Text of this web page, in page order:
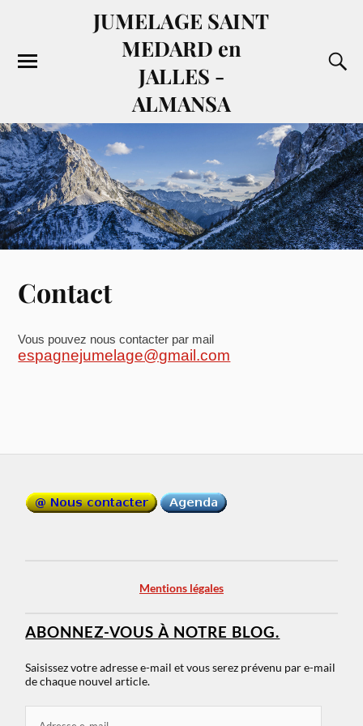
JUMELAGE SAINT
MEDARD en
JALLES -
ALMANSA
Contact
Vous pouvez nous contacter par mail
espagnejumelage@gmail.com
Mentions légales
ABONNEZ-VOUS À NOTRE BLOG.
Saisissez votre adresse e-mail et vous serez prévenu par e-mail
de chaque nouvel article.